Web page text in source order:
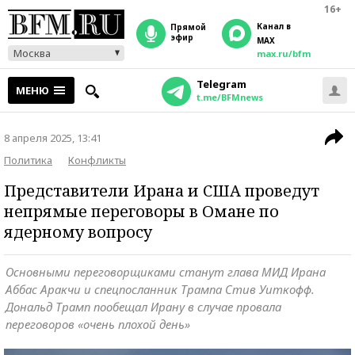
16+
Москва
прямой
эфир
Канал в
MAX
max.ru/bfm
МЕНЮ Telegram
t.me/BFMnews
8 апреля 2025, 13:41
Политика
Конфликты
Представители Ирана и США проведут
непрямые переговоры в Омане по
ядерному вопросу
Основными переговорщиками станут глава МИД Ирана
Аббас Аракчи и спецпосланник Трампа Стив Уиткофф.
Дональд Трамп пообещал Ирану в случае провала
переговоров «очень плохой день»